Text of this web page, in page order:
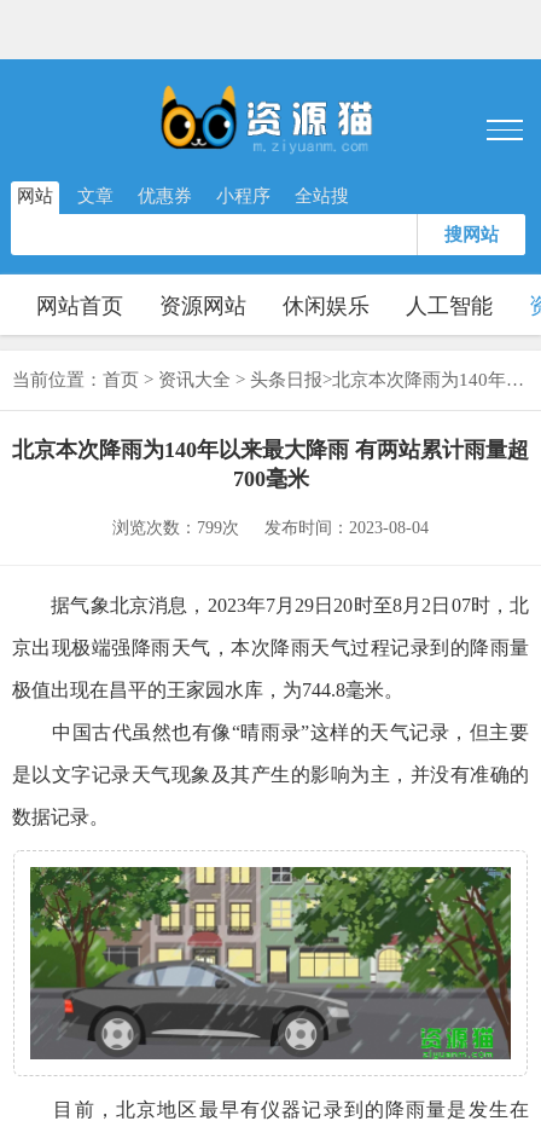
网站 文章 优惠券 小程序 全站搜
搜网站
网站首页 资源网站 休闲娱乐 人工智能
当前位置： 首页 > 资讯大全 > 头条日报>北京本次降雨为140年以来最大降雨 有两站累计雨量超700毫米
北京本次降雨为140年以来最大降雨 有两站累计雨量超
700毫米
浏览次数：799次 发布时间：2023-08-04
据气象北京消息，2023年7月29日20时至8月2日07时，北
京出现极端强降雨天气，本次降雨天气过程记录到的降雨量
极值出现在昌平的王家园水库，为744.8毫米。
中国古代虽然也有像“晴雨录”这样的天气记录，但主要
是以文字记录天气现象及其产生的影响为主，并没有准确的
数据记录。
目前，北京地区最早有仪器记录到的降雨量是发生在